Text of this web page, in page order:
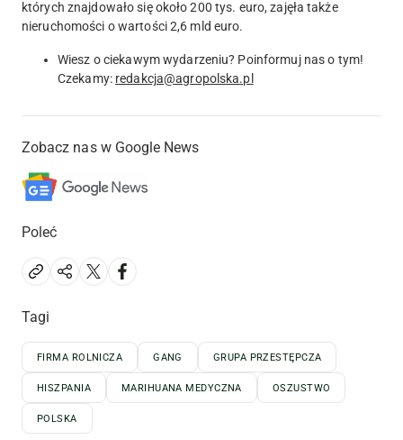
których znajdowało się około 200 tys. euro, zajęła także
nieruchomości o wartości 2,6 mld euro.
Wiesz o ciekawym wydarzeniu? Poinformuj nas o tym!
Czekamy: redakcja@agropolska.pl
Zobacz nas w Google News
Poleć
Tagi
FIRMA ROLNICZA GANG GRUPA PRZESTĘPCZA
HISZPANIA MARIHUANA MEDYCZNA OSZUSTWO
POLSKA